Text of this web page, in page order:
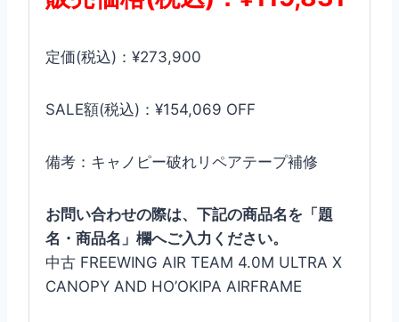
定価(税込)：¥273,900
SALE額(税込)：¥154,069 OFF
備考：キャノピー破れリペアテープ補修
お問い合わせの際は、下記の商品名を「題
名・商品名」欄へご入力ください。
中古 FREEWING AIR TEAM 4.0M ULTRA X
CANOPY AND HO’OKIPA AIRFRAME